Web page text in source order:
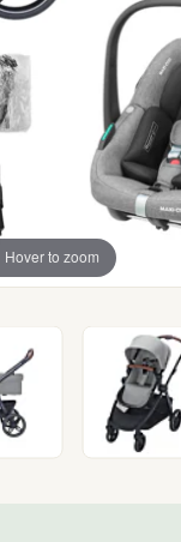
Hover to zoom